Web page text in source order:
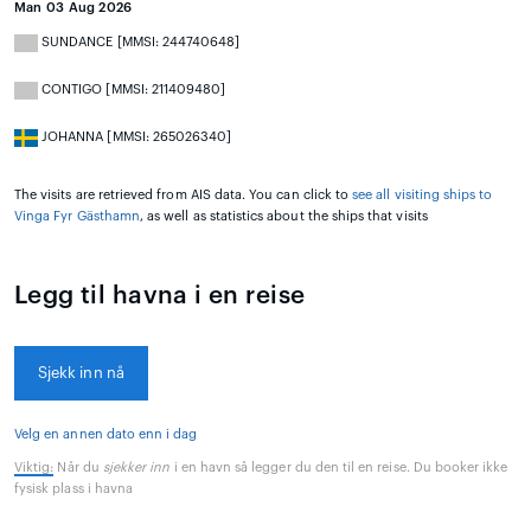
Man 03 Aug 2026
SUNDANCE [MMSI: 244740648]
CONTIGO [MMSI: 211409480]
JOHANNA [MMSI: 265026340]
The visits are retrieved from AIS data. You can click tosee all visiting ships to
Vinga Fyr Gästhamn, as well as statistics about the ships that visits
Legg til havna i en reise
Sjekk inn nå
Velg en annen dato enn i dag
Viktig: Når du sjekker inn i en havn så legger du den til en reise. Du booker ikke
fysisk plass i havna